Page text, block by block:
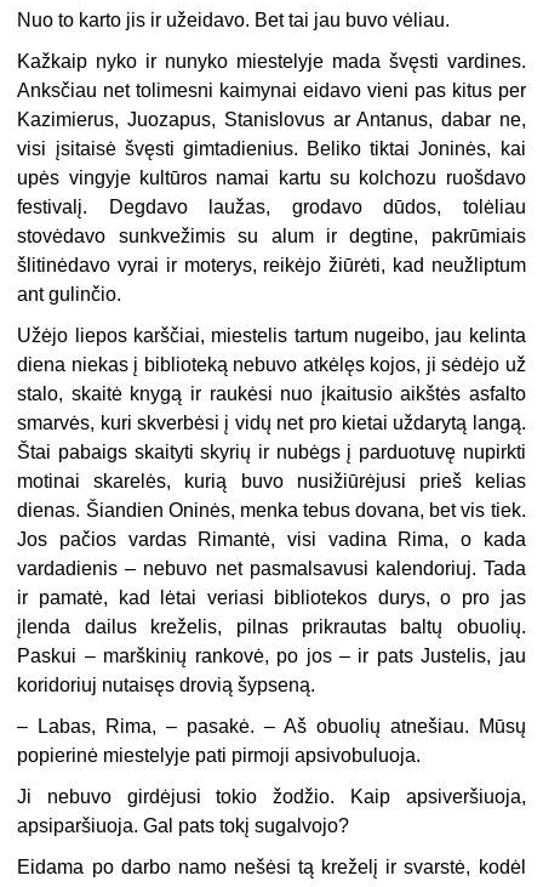
Nuo to karto jis ir užeidavo. Bet tai jau buvo vėliau.
Kažkaip nyko ir nunyko miestelyje mada švęsti vardines.
Anksčiau net tolimesni kaimynai eidavo vieni pas kitus per
Kazimierus, Juozapus, Stanislovus ar Antanus, dabar ne,
visi įsitaisė švęsti gimtadienius. Beliko tiktai Joninės, kai
upės vingyje kultūros namai kartu su kolchozu ruošdavo
festivalį. Degdavo laužas, grodavo dūdos, tolėliau
stovėdavo sunkvežimis su alum ir degtine, pakrūmiais
šlitinėdavo vyrai ir moterys, reikėjo žiūrėti, kad neužliptum
ant gulinčio.
Užėjo liepos karščiai, miestelis tartum nugeibo, jau kelinta
diena niekas į biblioteką nebuvo atkėlęs kojos, ji sėdėjo už
stalo, skaitė knygą ir raukėsi nuo įkaitusio aikštės asfalto
smarvės, kuri skverbėsi į vidų net pro kietai uždarytą langą.
Štai pabaigs skaityti skyrių ir nubėgs į parduotuvę nupirkti
motinai skarelės, kurią buvo nusižiūrėjusi prieš kelias
dienas. Šiandien Oninės, menka tebus dovana, bet vis tiek.
Jos pačios vardas Rimantė, visi vadina Rima, o kada
vardadienis – nebuvo net pasmalsavusi kalendoriuj. Tada
ir pamatė, kad lėtai veriasi bibliotekos durys, o pro jas
įlenda dailus kreželis, pilnas prikrautas baltų obuolių.
Paskui – marškinių rankovė, po jos – ir pats Justelis, jau
koridoriuj nutaisęs drovią šypseną.
– Labas, Rima, – pasakė. – Aš obuolių atnešiau. Mūsų
popierinė miestelyje pati pirmoji apsivobuluoja.
Ji nebuvo girdėjusi tokio žodžio. Kaip apsiveršiuoja,
apsiparšiuoja. Gal pats tokį sugalvojo?
Eidama po darbo namo nešėsi tą kreželį ir svarstė, kodėl